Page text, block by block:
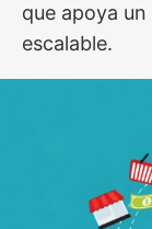
que apoya
escalable.